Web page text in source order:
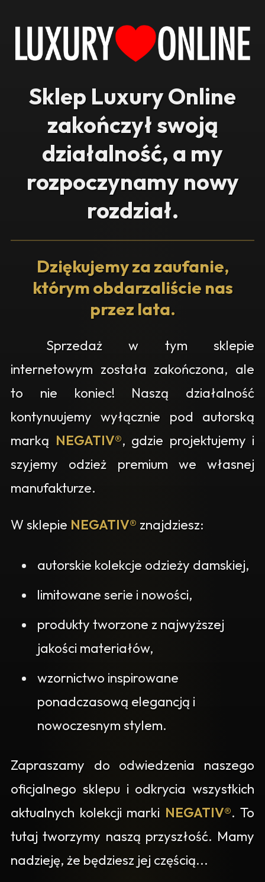
Sklep Luxury Online
zakończył swoją
działalność, a my
rozpoczynamy nowy
rozdział.
Dziękujemy za zaufanie,
którym obdarzaliście nas
przez lata.
Sprzedaż w tym sklepie
internetowym została zakończona, ale
to nie koniec! Naszą działalność
kontynuujemy wyłącznie pod autorską
marką NEGATIV®, gdzie projektujemy i
szyjemy odzież premium we własnej
manufakturze.
W sklepie NEGATIV® znajdziesz:
autorskie kolekcje odzieży damskiej,
limitowane serie i nowości,
produkty tworzone z najwyższej
jakości materiałów,
wzornictwo inspirowane
ponadczasową elegancją i
nowoczesnym stylem.
Zapraszamy do odwiedzenia naszego
oficjalnego sklepu i odkrycia wszystkich
aktualnych kolekcji marki NEGATIV®. To
tutaj tworzymy naszą przyszłość. Mamy
nadzieję, że będziesz jej częścią...